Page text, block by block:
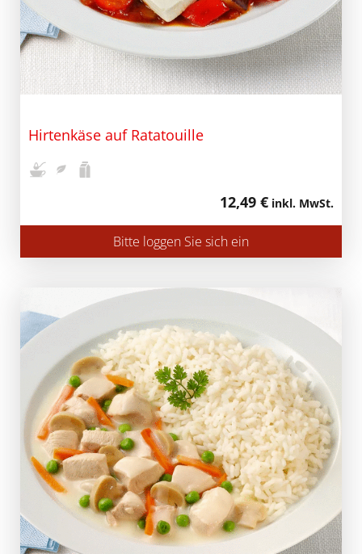
Hirtenkäse auf Ratatouille
12,49 € inkl. MwSt.
Bitte loggen Sie sich ein